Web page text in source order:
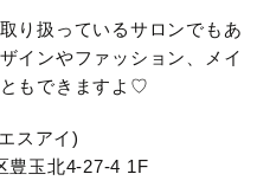
り扱っているサロンでもあ
インやファッション、メイ
もできますよ♡
スアイ)
豊玉北4-27-4 1F